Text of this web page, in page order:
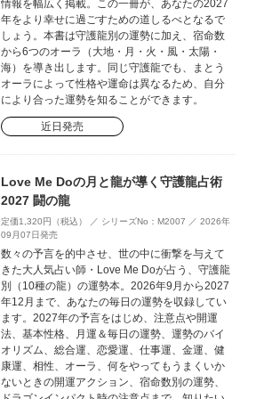
情報を幅広く掲載。この一冊が、あなたの2027
年をより幸せに過ごすための道しるべとなるで
しょう。本書は守護龍別の運勢に加え、宿命数
から6つのオーラ（大地・月・火・風・太陽・
海）を導き出します。同じ守護龍でも、まとう
オーラによって性格や運命は異なるため、自分
により合った運勢を知ることができます。
近日発売
Love Me Doの月と龍が導く守護龍占術
2027 闘の龍
定価1,320円（税込） ／ シリーズNo：M2007 ／ 2026年
09月07日発売
数々の予言を的中させ、世の中に衝撃を与えて
きた大人気占い師・Love Me Doが占う、守護龍
別（10種の龍）の運勢本。2026年9月から2027
年12月まで、あなたの毎日の運勢を収録してい
ます。2027年の予言をはじめ、注意点や開運
法、基本性格、月運＆毎日の運勢、運勢のバイ
オリズム、総合運、恋愛運、仕事運、金運、健
康運、相性、オーラ、何をやってもうまくいか
ないときの開運アクション、宿命数別の運勢、